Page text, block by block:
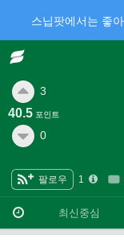
3
40.5 포인트
0
팔로우 1
최신중심